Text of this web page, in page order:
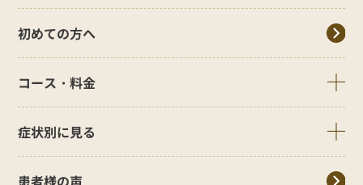
初めての方へ
コース・料金
症状別に見る
患者様の声